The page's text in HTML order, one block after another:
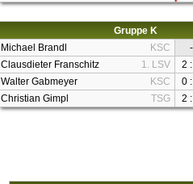
Gruppe K
Michael Brandl
KSC
-
Clausdieter Franschitz
1. LSV
2
Walter Gabmeyer
KSC
0
Christian Gimpl
TSG 2